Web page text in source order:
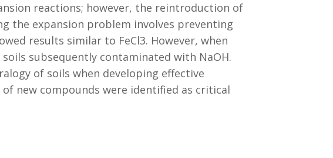
reactions; however, the reintroduction of
the expansion problem involves preventing
results similar to FeCl3. However, when
subsequently contaminated with NaOH.
of soils when developing effective
new compounds were identified as critical